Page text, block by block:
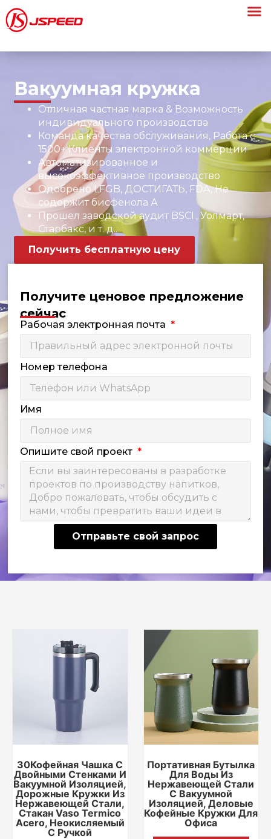
Вакуумная кружка
Отличная частная марка & Возможность
индивидуального производства
Команда качества обслуживания, Работа с
1500+ Клиенты электронной коммерции
Автоматизированное и
высокоэффективное производство
Одобрено LFGB, ДОСТИГАТЬ, FDA, Не
содержит бисфенола А
Прошел заводской аудит BSCI., Уолмарт,
Старбакс, и т. д..
Получить бесплатную цену
Получите ценовое предложение
сейчас
Рабочая электронная почта
Номер телефона
Имя
Опишите свой проект
Отправьте свой запрос
30Кофейная Чашка С
Двойными Стенками И
Вакуумной Изоляцией,
Дорожные Кружки Из
Нержавеющей Стали,
Стакан Vaso Termico
Acero, Неокисляемый
С Ручкой
Портативная Бутылка
Для Воды Из
Нержавеющей Стали
С Вакуумной
Изоляцией, Деловые
Кофейные Кружки Для
Офиса